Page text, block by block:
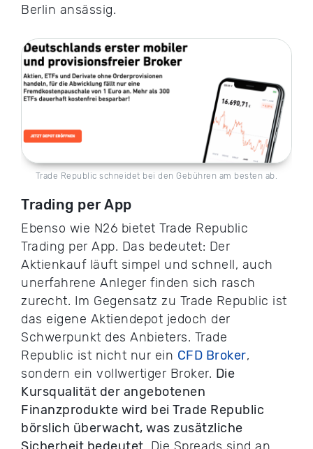
Berlin ansässig.
Trade Republic schneidet bei den Gebühren am besten ab.
Trading per App
Ebenso wie N26 bietet Trade Republic
Trading per App. Das bedeutet: Der
Aktienkauf läuft simpel und schnell, auch
unerfahrene Anleger finden sich rasch
zurecht. Im Gegensatz zu Trade Republic ist
das eigene Aktiendepot jedoch der
Schwerpunkt des Anbieters. Trade
Republic ist nicht nur ein CFD Broker,
sondern ein vollwertiger Broker. Die
Kursqualität der angebotenen
Finanzprodukte wird bei Trade Republic
börslich überwacht, was zusätzliche
Sicherheit bedeutet . Die Spreads sind an